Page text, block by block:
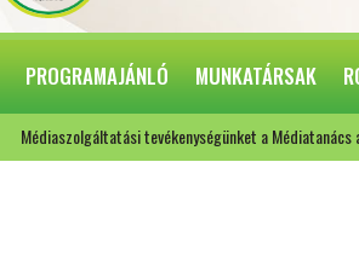
PROGRAMAJÁNLÓ MUNKATÁRSAK
Médiaszolgáltatási tevékenységünket a